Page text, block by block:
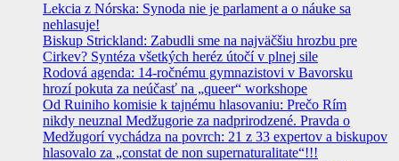
Lekcia z Nórska: Synoda nie je parlament a o náuke sa
nehlasuje!
Biskup Strickland: Zabudli sme na najväčšiu hrozbu pre
Cirkev? Syntéza všetkých heréz útočí v plnej sile
Rodová agenda: 14-ročnému gymnazistovi v Bavorsku
hrozí pokuta za neúčasť na „queer“ workshope
Od Ruiniho komisie k tajnému hlasovaniu: Prečo Rím
nikdy neuznal Medžugorie za nadprirodzené. Pravda o
Medžugorí vychádza na povrch: 21 z 33 expertov a biskupov
hlasovalo za „constat de non supernaturalitate“!!!